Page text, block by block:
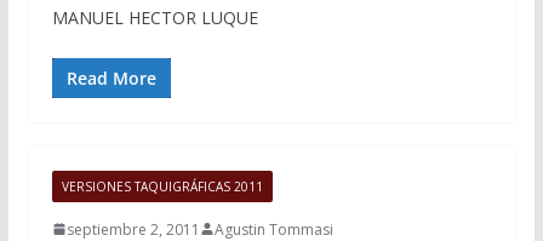
MANUEL HECTOR LUQUE
Read More
VERSIONES TAQUIGRÁFICAS 2011
septiembre 2, 2011 Agustin Tommasi